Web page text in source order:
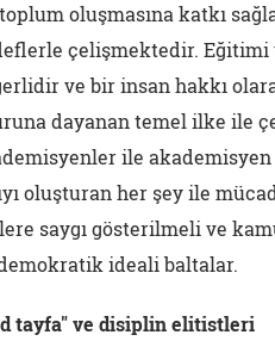
oluşmasına katkı
çelişmektedir. Eğitimi
ve bir insan hakkı
dayanan temel ilke ile
ile
oluşturan her şey ile
saygı gösterilmeli ve
ideali baltalar.
tayfa" ve disiplin elitistleri